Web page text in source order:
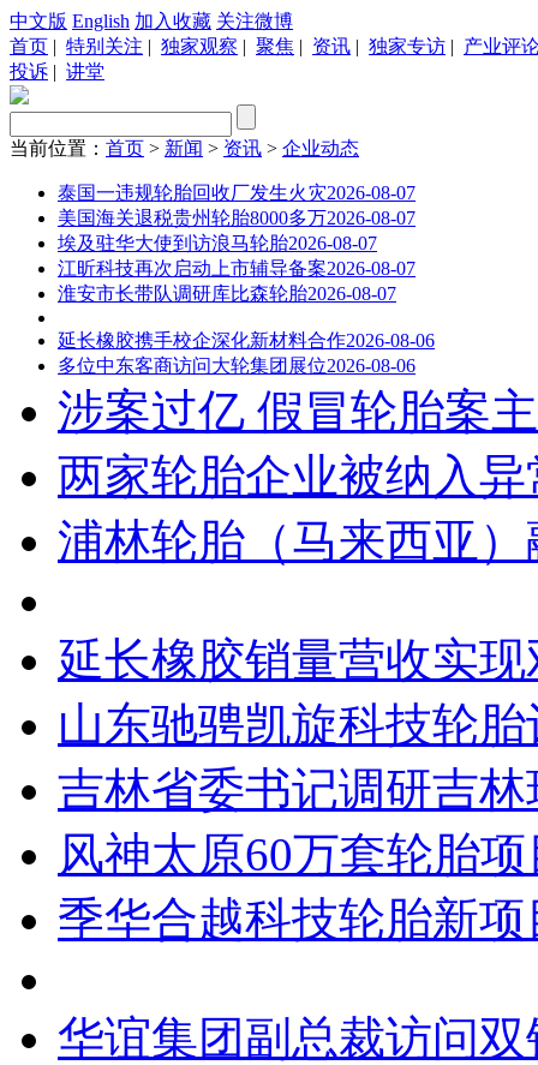
中文版 English 加入收藏 关注微博
首页 | 特别关注 | 独家观察 | 聚焦 | 资讯 | 独家专访 | 产业评
投诉 | 讲堂
当前位置： 首页 > 新闻 > 资讯 > 企业动态
泰国一违规轮胎回收厂发生火灾2026-08-07
美国海关退税贵州轮胎8000多万2026-08-07
埃及驻华大使到访浪马轮胎2026-08-07
江昕科技再次启动上市辅导备案2026-08-07
淮安市长带队调研库比森轮胎2026-08-07
延长橡胶携手校企深化新材料合作2026-08-06
多位中东客商访问大轮集团展位2026-08-06
涉案过亿 假冒轮胎案
两家轮胎企业被纳入
浦林轮胎（马来西亚）
延长橡胶销量营收实
山东驰骋凯旋科技轮
吉林省委书记调研吉
风神太原60万套轮胎
季华合越科技轮胎新
华谊集团副总裁访问